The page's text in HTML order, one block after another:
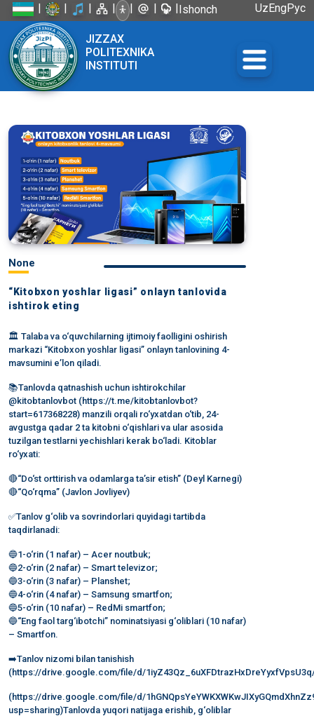
| | | | | | |Ishonch
UzEngРус
JIZZAX
POLITEXNIKA
INSTITUTI
None
“Kitobxon yoshlar ligasi” onlayn tanlovida
ishtirok eting
🏛 Talaba va o‘quvchilarning ijtimoiy faolligini oshirish
markazi “Kitobxon yoshlar ligasi” onlayn tanlovining 4-
mavsumini e’lon qiladi.
📚Tanlovda qatnashish uchun ishtirokchilar
@kitobtanlovbot (https://t.me/kitobtanlovbot?
start=617368228) manzili orqali ro‘yxatdan o‘tib, 24-
avgustga qadar 2 ta kitobni o‘qishlari va ular asosida
tuzilgan testlarni yechishlari kerak bo‘ladi. Kitoblar
ro‘yxati:
🔴“Do‘st orttirish va odamlarga ta’sir etish” (Deyl Karnegi)
🔴“Qo‘rqma” (Javlon Jovliyev)
✅Tanlov g‘olib va sovrindorlari quyidagi tartibda
taqdirlanadi:
🔵1-o‘rin (1 nafar) – Acer noutbuk;
🔵2-o‘rin (2 nafar) – Smart televizor;
🔵3-o‘rin (3 nafar) – Planshet;
🔵4-o‘rin (4 nafar) – Samsung smartfon;
🔵5-o‘rin (10 nafar) – RedMi smartfon;
🔵“Eng faol targ‘ibotchi” nominatsiyasi g‘oliblari (10 nafar)
– Smartfon.
➡️Tanlov nizomi bilan tanishish
(https://drive.google.com/file/d/
(https://drive.google.com/file/d/
usp=sharing)Tanlovda yuqori natijaga erishib, g‘oliblar